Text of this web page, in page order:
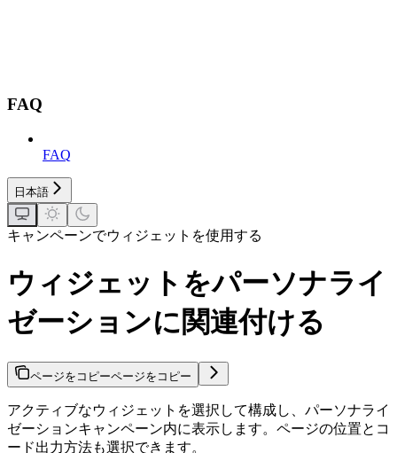
FAQ
FAQ
日本語
キャンペーンでウィジェットを使用する
ウィジェットをパーソナライ
ゼーションに関連付ける
ページをコピーページをコピー
アクティブなウィジェットを選択して構成し、パーソナライ
ゼーションキャンペーン内に表示します。ページの位置とコ
ード出力方法も選択できます。